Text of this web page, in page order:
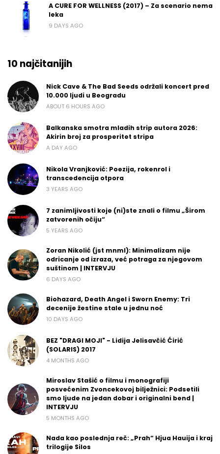
A CURE FOR WELLNESS (2017) – Za scenario nema
leka
9 DAYS AGO
10 najčitanijih
Nick Cave & The Bad Seeds održali koncert pred
10.000 ljudi u Beogradu
ABOUT 6 HOURS AGO
Balkanska smotra mladih strip autora 2026:
Akirin broj za prosperitet stripa
A DAY AGO
Nikola Vranjković: Poezija, rokenrol i
transcedencija otpora
3 YEARS AGO
7 zanimljivosti koje (ni)ste znali o filmu „Širom
zatvorenih očiju“
5 YEARS AGO
Zoran Nikolić (jst mnml): Minimalizam nije
odricanje od izraza, već potraga za njegovom
suštinom | INTERVJU
6 DAYS AGO
Biohazard, Death Angel i Sworn Enemy: Tri
decenije žestine stale u jednu noć
10 DAYS AGO
BEZ "DRAGI MOJI" - Lidija Jelisavčić Ćirić
(SOLARIS) 2017
4 MONTHS AGO
Miroslav Stašić o filmu i monografiji
posvećenim Zvoncekovoj bilježnici: Podsetili
smo ljude na jedan dobar i originalni bend |
INTERVJU
5 MONTHS AGO
Nada kao poslednja reč: „Prah“ Hjua Hauija i kraj
trilogije Silos